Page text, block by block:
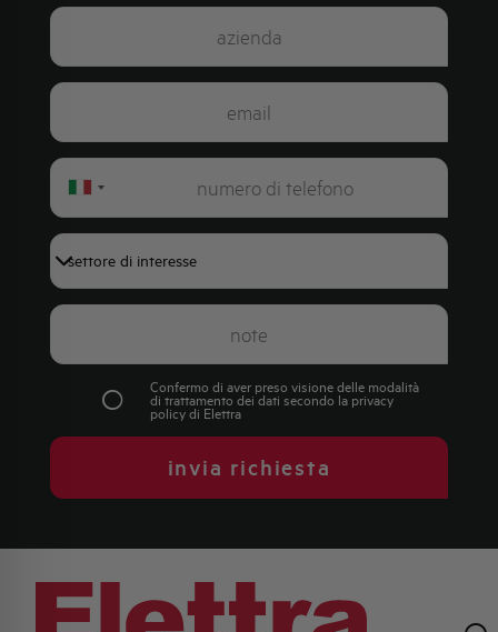
Italy
Confermo di aver preso visione delle modalità
di trattamento dei dati secondo la privacy
policydi Elettra
invia richiesta